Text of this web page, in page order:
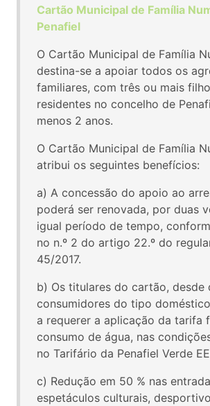
Cartão Municipal de Família
Penafiel
O Cartão Municipal de Família
destina-se a apoiar todos os
familiares, com três ou mais
residentes no concelho de
menos 2 anos.
O Cartão Municipal de Família
atribui os seguintes benefícios:
a) A concessão do apoio ao
poderá ser renovada, por duas
igual período de tempo,
no n.º 2 do artigo 22.º do
45/2017.
b) Os titulares do cartão, desde
consumidores do tipo
a requerer a aplicação da tarifa
consumo de água, nas
no Tarifário da Penafiel Verde
c) Redução em 50 % nas
espetáculos culturais,